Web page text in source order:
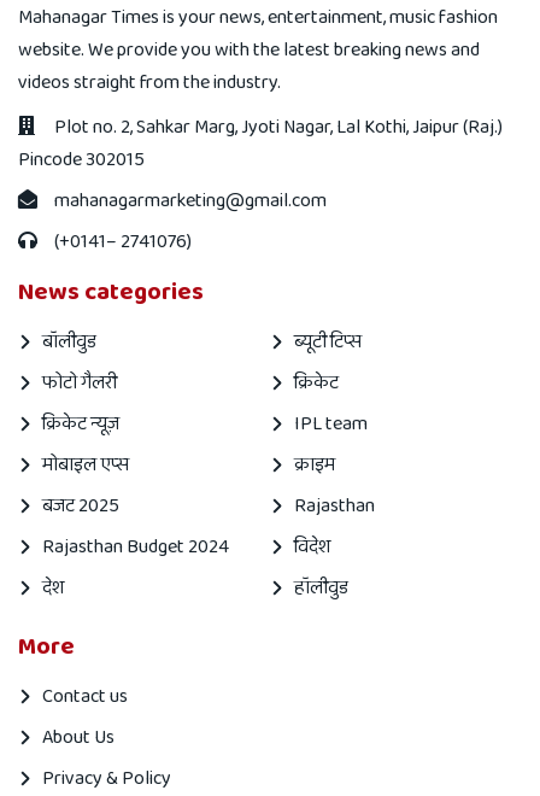
Mahanagar Times is your news, entertainment, music fashion
website. We provide you with the latest breaking news and
videos straight from the industry.
Plot no. 2, Sahkar Marg, Jyoti Nagar, Lal Kothi, Jaipur (Raj.)
Pincode 302015
mahanagarmarketing@gmail.com
(+0141– 2741076)
News categories
बॉलीवुड
ब्यूटी टिप्स
फोटो गैलरी
क्रिकेट
क्रिकेट न्यूज़
IPL team
मोबाइल एप्स
क्राइम
बजट 2025
Rajasthan
Rajasthan Budget 2024
विदेश
देश
हॉलीवुड
More
Contact us
About Us
Privacy & Policy